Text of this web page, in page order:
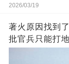
2026/03/19
著火原因找到
批官兵只能打